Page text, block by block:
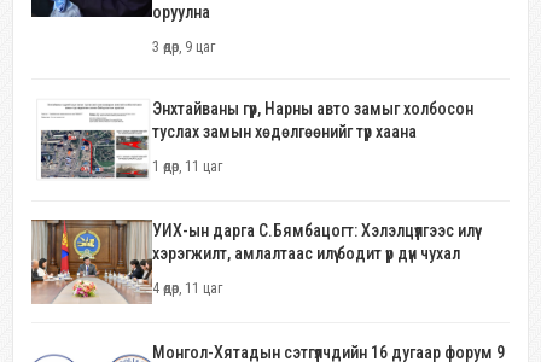
оруулна
3 өдөр, 9 цаг
Энхтайваны гүүр, Нарны авто замыг холбосон
туслах замын хөдөлгөөнийг түр хаана
1 өдөр, 11 цаг
УИХ-ын дарга С.Бямбацогт: Хэлэлцүүлгээс илүү
хэрэгжилт, амлалтаас илүү бодит үр дүн чухал
4 өдөр, 11 цаг
Монгол-Хятадын сэтгүүлчдийн 16 дугаар форум 9